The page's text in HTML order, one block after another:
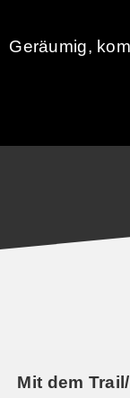
Geräumig,
Mit dem